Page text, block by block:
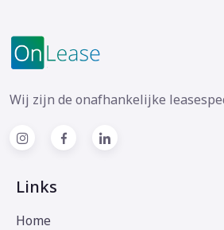
Wij zijn de onafhankelijke
Links
Home